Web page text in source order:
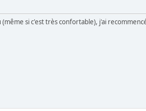
si c'est très confortable), j'ai